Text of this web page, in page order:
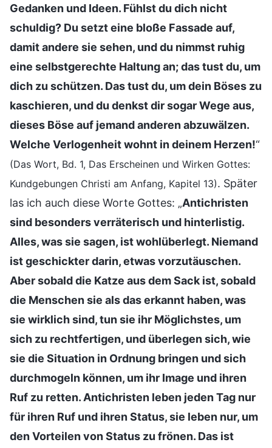
Gedanken und Ideen. Fühlst du dich nicht
schuldig? Du setzt eine bloße Fassade auf,
damit andere sie sehen, und du nimmst ruhig
eine selbstgerechte Haltung an; das tust du, um
dich zu schützen. Das tust du, um dein Böses zu
kaschieren, und du denkst dir sogar Wege aus,
dieses Böse auf jemand anderen abzuwälzen.
Welche Verlogenheit wohnt in deinem Herzen!“
(Das Wort, Bd. 1, Das Erscheinen und Wirken Gottes:
Kundgebungen Christi am Anfang, Kapitel 13). Später
las ich auch diese Worte Gottes: „Antichristen
sind besonders verräterisch und hinterlistig.
Alles, was sie sagen, ist wohlüberlegt. Niemand
ist geschickter darin, etwas vorzutäuschen.
Aber sobald die Katze aus dem Sack ist, sobald
die Menschen sie als das erkannt haben, was
sie wirklich sind, tun sie ihr Möglichstes, um
sich zu rechtfertigen, und überlegen sich, wie
sie die Situation in Ordnung bringen und sich
durchmogeln können, um ihr Image und ihren
Ruf zu retten. Antichristen leben jeden Tag nur
für ihren Ruf und ihren Status, sie leben nur, um
den Vorteilen von Status zu frönen. Das ist